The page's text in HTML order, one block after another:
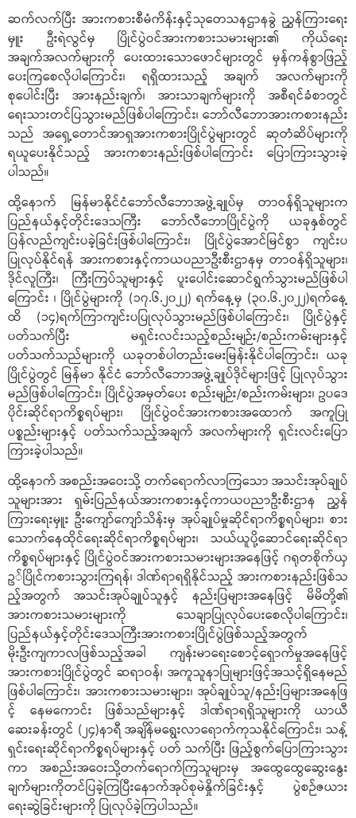
ဆက်လက်ပြီး အားကစားစီမံကိန်းနှင့်သုတေသနဌာနခွဲ ညွှန်ကြားရေး
မှူး ဦးရဲလွင်မှ ပြိုင်ပွဲဝင်အားကစားသမားများ၏ ကိုယ်ရေး
အချက်အလက်များကို ပေးထားသောဖောင်များတွင် မှန်ကန်စွာဖြည့်
ပေးကြစေလိုပါကြောင်း၊ ရရှိထားသည့် အချက် အလက်များကို
စုပေါင်းပြီး အားနည်းချက်၊ အားသာချက်များကို အစီရင်ခံစာတွင်
ရေးသားတင်ပြသွားမည်ဖြစ်ပါကြောင်း၊ ဘော်လီဘောအားကစားနည်း
သည် အရှေ့တောင်အာရှအားကစားပြိုင်ပွဲများတွင် ဆုတံဆိပ်များကို
ရယူပေးနိုင်သည့် အားကစားနည်းဖြစ်ပါကြောင်း ပြောကြားသွားခဲ့
ပါသည်။
ထို့နောက် မြန်မာနိုင်ငံဘော်လီဘောအဖွဲ့ချုပ်မှ တာဝန်ရှိသူများက
ပြည်နယ်နှင့်တိုင်းဒေသကြီး ဘော်လီဘောပြိုင်ပွဲကို ယခုနှစ်တွင်
ပြန်လည်ကျင်းပခဲ့ခြင်းဖြစ်ပါကြောင်း၊ ပြိုင်ပွဲအောင်မြင်စွာ ကျင်းပ
ပြုလုပ်နိုင်ရန် အားကစားနှင့်ကာယပညာဦးစီးဌာနမှ တာဝန်ရှိသူများ၊
ဒိုင်လူကြီး၊ ကြီးကြပ်သူများနှင့် ပူးပေါင်းဆောင်ရွက်သွားမည်ဖြစ်ပါ
ကြောင်း ၊ ပြိုင်ပွဲများကို (၁၇.၆.၂၀၂၂) ရက်နေ့မှ (၃၀.၆.၂၀၂၂)ရက်နေ့
ထိ (၁၄)ရက်ကြာကျင်းပပြုလုပ်သွားမည်ဖြစ်ပါကြောင်း၊ ပြိုင်ပွဲနှင့်
ပတ်သက်ပြီး မရှင်းလင်းသည့်စည်းမျဉ်း/စည်းကမ်းများနှင့်
ပတ်သက်သည်များကို ယခုတစ်ပါတည်းမေးမြန်းနိုင်ပါကြောင်း၊ ယခု
ပြိုင်ပွဲတွင် မြန်မာ နိုင်ငံ ဘော်လီဘောအဖွဲ့ချုပ်ဒိုင်များဖြင့် ပြုလုပ်သွား
မည်ဖြစ်ပါကြောင်း၊ ပြိုင်ပွဲအမှတ်ပေး စည်းမျဉ်း/စည်းကမ်းများ၊ ဥပဒေ
ပိုင်းဆိုင်ရာကိစ္စရပ်များ၊ ပြိုင်ပွဲဝင်အားကစားအထောက် အကူပြု
ပစ္စည်းများနှင့် ပတ်သက်သည့်အချက် အလက်များကို ရှင်းလင်းပြော
ကြားခဲ့ပါသည်။
ထို့နောက် အစည်းအဝေးသို့ တက်ရောက်လာကြသော အသင်းအုပ်ချုပ်
သူများအား ရှမ်းပြည်နယ်အားကစားနှင့်ကာယပညာဦးစီးဌာန ညွှန်
ကြားရေးမှူး ဦးကျော်ကျော်သိန်းမှ အုပ်ချုပ်မှုဆိုင်ရာကိစ္စရပ်များ၊ စား
သောက်နေထိုင်ရေးဆိုင်ရာကိစ္စရပ်များ၊ သယ်ယူပို့ဆောင်ရေးဆိုင်ရာ
ကိစ္စရပ်များနှင့် ပြိုင်ပွဲဝင်အားကစားသမားများအနေဖြင့် ဂရုတစိုက်ယှ
ဥ်ပြိုင်ကစားသွားကြရန်၊ ဒါဏ်ရာရရှိနိုင်သည့် အားကစားနည်းဖြစ်သ
ည့်အတွက် အသင်းအုပ်ချုပ်သူနှင့် နည်းပြများအနေဖြင့် မိမိတို့၏
အားကစားသမားများကို သေချာပြုလုပ်ပေးစေလိုပါကြောင်း၊
ပြည်နယ်နှင့်တိုင်းဒေသကြီးအားကစားပြိုင်ပွဲဖြစ်သည့်အတွက်
မိုးဦးကျကာလဖြစ်သည့်အခါ ကျန်းမာရေးစောင့်ရှောက်မှုအနေဖြင့်
အားကစားပြိုင်ပွဲတွင် ဆရာဝန်၊ အကူသူနာပြုများဖြင့်အသင့်ရှိနေမည်
ဖြစ်ပါကြောင်း၊ အားကစားသမားများ၊ အုပ်ချုပ်သူ/နည်းပြများအနေဖြ
င့် နေမကောင်း ဖြစ်သည်များနှင့် ဒါဏ်ရာရရှိသူများကို ယာယီ
ဆေးခန်းတွင် (၂၄)နာရီ အချိန်မရွေးလာရောက်ကုသနိုင်ကြောင်း၊ သန့်
ရှင်းရေးဆိုင်ရာကိစ္စရပ်များနှင့် ပတ် သက်ပြီး ဖြည့်စွက်ပြောကြားသွား
ကာ အစည်းအဝေးသို့တက်ရောက်ကြသူများမှ အထွေထွေဆွေးနွေး
ချက်များကိုတင်ပြခဲ့ကြပြီးနောက်အုပ်စုမဲနှိုက်ခြင်းနှင့် ပွဲစဉ်ဇယား
ရေးဆွဲခြင်းများကို ပြုလုပ်ခဲ့ကြပါသည်။